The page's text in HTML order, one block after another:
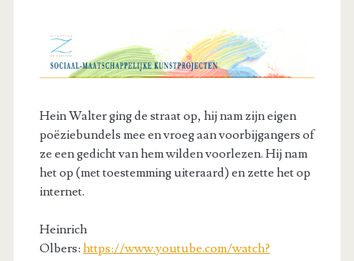
Hein Walter ging de straat op, hij nam zijn eigen
poëziebundels mee en vroeg aan voorbijgangers of
ze een gedicht van hem wilden voorlezen. Hij nam
het op (met toestemming uiteraard) en zette het op
internet.
Heinrich
Olbers: https://www.youtube.com/watch?